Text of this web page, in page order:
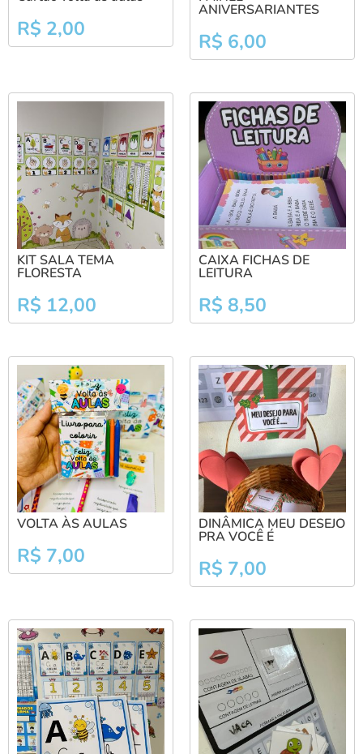
R$ 2,00
ANIVERSARIANTES
R$ 6,00
KIT SALA TEMA
FLORESTA
R$ 12,00
CAIXA FICHAS DE
LEITURA
R$ 8,50
VOLTA ÀS AULAS
R$ 7,00
DINÂMICA MEU DESEJO
PRA VOCÊ É
R$ 7,00